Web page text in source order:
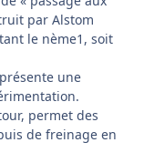
par Alstom
le nème1, soit
une
permet des
de freinage en